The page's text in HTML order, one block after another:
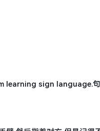
learning sign language.